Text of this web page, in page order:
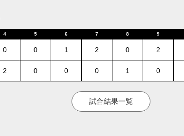
4 5 6 7 8 9
0 0 1 2 0 2
2 0 0 0 1 0
試合結果一覧